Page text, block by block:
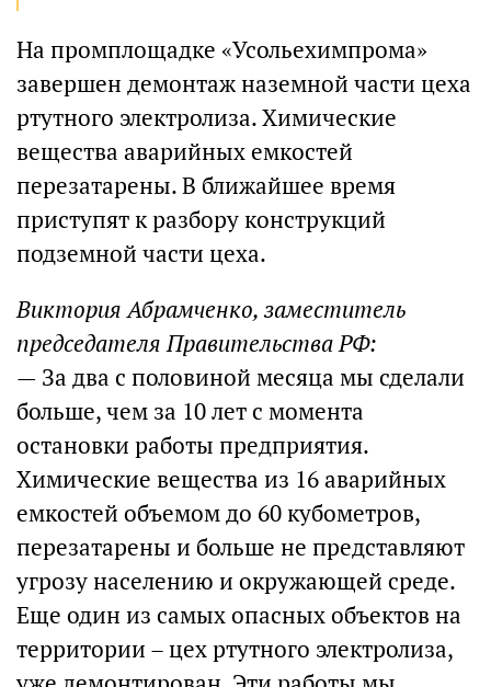
На промплощадке «Усольехимпрома»
завершен демонтаж наземной части цеха
ртутного электролиза. Химические
вещества аварийных емкостей
перезатарены. В ближайшее время
приступят к разбору конструкций
подземной части цеха.
Виктория Абрамченко, заместитель
председателя Правительства РФ:
— За два с половиной месяца мы сделали
больше, чем за 10 лет с момента
остановки работы предприятия.
Химические вещества из 16 аварийных
емкостей объемом до 60 кубометров,
перезатарены и больше не представляют
угрозу населению и окружающей среде.
Еще один из самых опасных объектов на
территории – цех ртутного электролиза,